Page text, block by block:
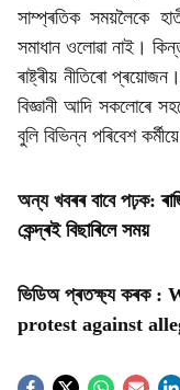
সাম্প্ৰতিক সময়লৈকে
সমাধান ওলোৱা নাই।
ৰাষ্ট্ৰীয় নীতিৰো
বিজ্ঞানী আদি সকলোৰে
বুলি বিভিন্ন পৰিবেশ
অন্য খবৰৰ বাবে পঢ়ক:
কেন্দ্ৰই বিছাৰিলে সময়
ভিডিঅ প্ৰতক্ষ্য কৰক :
protest against